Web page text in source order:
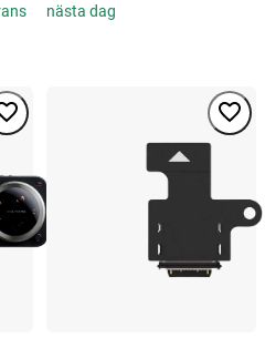
nästa dag